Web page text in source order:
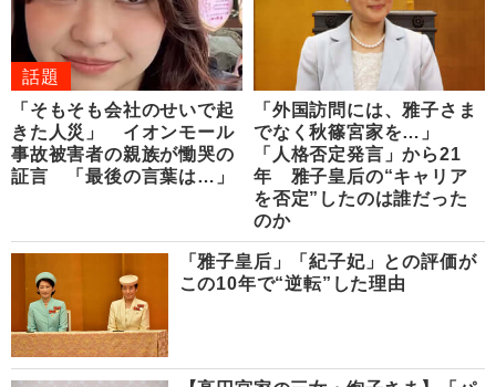
話題
「そもそも会社のせいで起
きた人災」 イオンモール
事故被害者の親族が慟哭の
証言 「最後の言葉は…」
「外国訪問には、雅子さま
でなく秋篠宮家を…」
「人格否定発言」から21
年 雅子皇后の“キャリア
を否定”したのは誰だった
のか
「雅子皇后」「紀子妃」との評価が
この10年で“逆転”した理由